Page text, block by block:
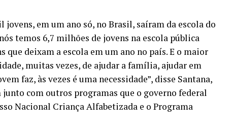
jovens, em um ano só, no Brasil, saíram da escola do
temos 6,7 milhões de jovens na escola pública
deixam a escola em um ano no país. E o maior
muitas vezes, de ajudar a família, ajudar em
faz, às vezes é uma necessidade”, disse Santana,
com outros programas que o governo federal
Nacional Criança Alfabetizada e o Programa